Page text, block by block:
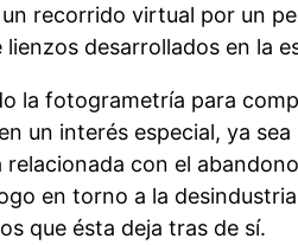
recorrido virtual por un
desarrollados en la
la fotogrametría para
un interés especial, ya
con el
en torno a la
que ésta deja tras de sí.